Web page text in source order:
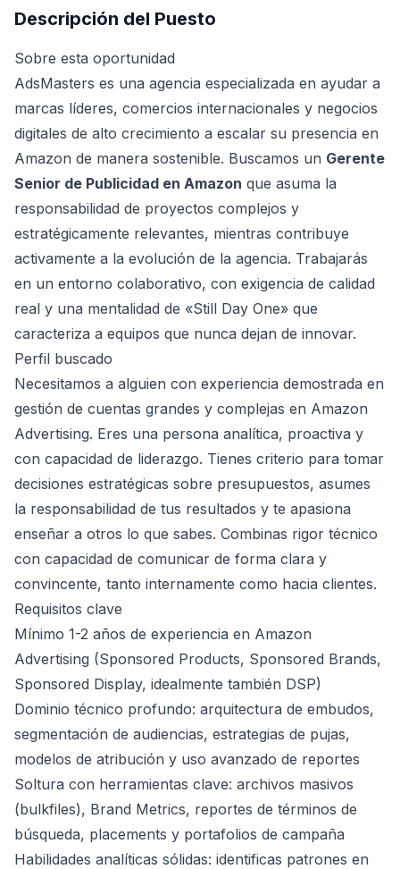
Descripción del Puesto
Sobre esta oportunidad
AdsMasters es una agencia especializada en ayudar a
marcas líderes, comercios internacionales y negocios
digitales de alto crecimiento a escalar su presencia en
Amazon de manera sostenible. Buscamos un Gerente
Senior de Publicidad en Amazon que asuma la
responsabilidad de proyectos complejos y
estratégicamente relevantes, mientras contribuye
activamente a la evolución de la agencia. Trabajarás
en un entorno colaborativo, con exigencia de calidad
real y una mentalidad de «Still Day One» que
caracteriza a equipos que nunca dejan de innovar.
Perfil buscado
Necesitamos a alguien con experiencia demostrada en
gestión de cuentas grandes y complejas en Amazon
Advertising. Eres una persona analítica, proactiva y
con capacidad de liderazgo. Tienes criterio para tomar
decisiones estratégicas sobre presupuestos, asumes
la responsabilidad de tus resultados y te apasiona
enseñar a otros lo que sabes. Combinas rigor técnico
con capacidad de comunicar de forma clara y
convincente, tanto internamente como hacia clientes.
Requisitos clave
Mínimo 1-2 años de experiencia en Amazon
Advertising (Sponsored Products, Sponsored Brands,
Sponsored Display, idealmente también DSP)
Dominio técnico profundo: arquitectura de embudos,
segmentación de audiencias, estrategias de pujas,
modelos de atribución y uso avanzado de reportes
Soltura con herramientas clave: archivos masivos
(bulkfiles), Brand Metrics, reportes de términos de
búsqueda, placements y portafolios de campaña
Habilidades analíticas sólidas: identificas patrones en